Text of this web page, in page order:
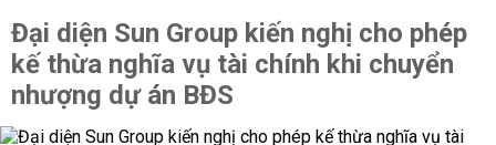
Đại diện Sun Group kiến nghị cho phép
kế thừa nghĩa vụ tài chính khi chuyển
nhượng dự án BĐS